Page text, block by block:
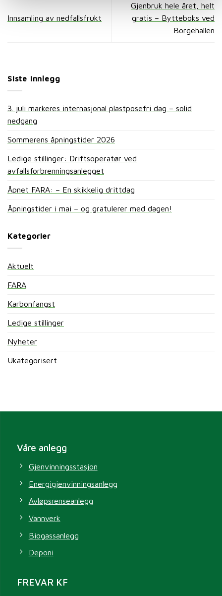
Innsamling av nedfallsfrukt
Gjenbruk hele året, helt
gratis – Bytteboks ved
Borgehallen
Siste innlegg
3. juli markeres internasjonal plastposefri dag – solid
nedgang
Sommerens åpningstider 2026
Ledige stillinger: Driftsoperatør ved
avfallsforbrenningsanlegget
Åpnet FARA: – En skikkelig drittdag
Åpningstider i mai – og gratulerer med dagen!
Kategorier
Aktuelt
FARA
Karbonfangst
Ledige stillinger
Nyheter
Ukategorisert
Våre anlegg
Gjenvinningsstasjon
Energigjenvinningsanlegg
Avløpsrenseanlegg
Vannverk
Biogassanlegg
Deponi
FREVAR KF